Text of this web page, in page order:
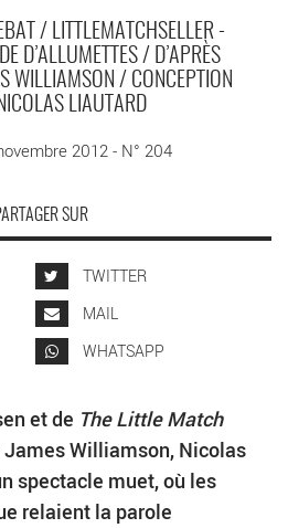
/ LITTLEMATCHSELLER -
D’ALLUMETTES / D’APRÈS
WILLIAMSON / CONCEPTION
LIAUTARD
2012 - N° 204
SUR
TWITTER
MAIL
WHATSAPP
et de The Little Match
Williamson, Nicolas
spectacle muet, où les
relaient la parole